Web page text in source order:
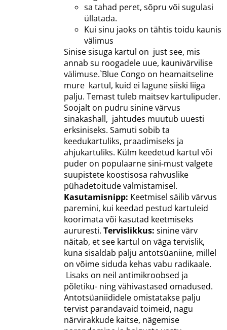
sa tahad peret, sõpru või sugulasi
üllatada.
Kui sinu jaoks on tähtis toidu kaunis
välimus
Sinise sisuga kartul on just see, mis
annab su roogadele uue, kaunivärvilise
välimuse.`Blue Congo on heamaitseline
mure kartul, kuid ei lagune siiski liiga
palju. Temast tuleb maitsev kartulipuder.
Soojalt on pudru sinine värvus
sinakashall, jahtudes muutub uuesti
erksiniseks. Samuti sobib ta
keedukartuliks, praadimiseks ja
ahjukartuliks. Külm keedetud kartul või
puder on populaarne sini-must valgete
suupistete koostisosa rahvuslike
pühadetoitude valmistamisel.
Kasutamisnipp: Keetmisel säilib värvus
paremini, kui keedad pestud kartuleid
koorimata või kasutad keetmiseks
aururesti. Tervislikkus: sinine värv
näitab, et see kartul on väga tervislik,
kuna sisaldab palju antotsüaniine, millel
on võime siduda kehas vabu radikaale.
Lisaks on neil antimikroobsed ja
põletiku- ning vähivastased omadused.
Antotsüaniididele omistatakse palju
tervist parandavaid toimeid, nagu
närvirakkude kaitse, nägemise